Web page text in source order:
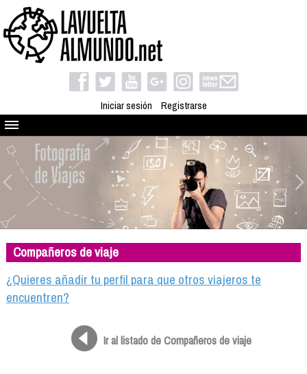
Iniciar sesión Registrarse
Quienes somos
El proyecto
Blog
Viaja con nosotros
Camino solidario
Libros
Compañeros de viaje
Compañeros de viaje
¿Quieres añadir tu perfil para que otros viajeros te
encuentren?
Ir al listado de Compañeros de viaje